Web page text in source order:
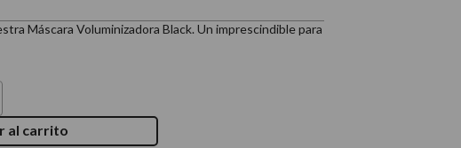
Máscara Voluminizadora Black. Un imprescindible para
al carrito